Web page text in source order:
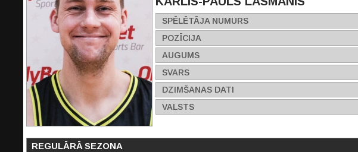
SPĒLĒTĀJA NUMURS
POZĪCIJA
AUGUMS
SVARS
DZIMŠANAS DATI
VALSTS
REGULĀRĀ SEZONA